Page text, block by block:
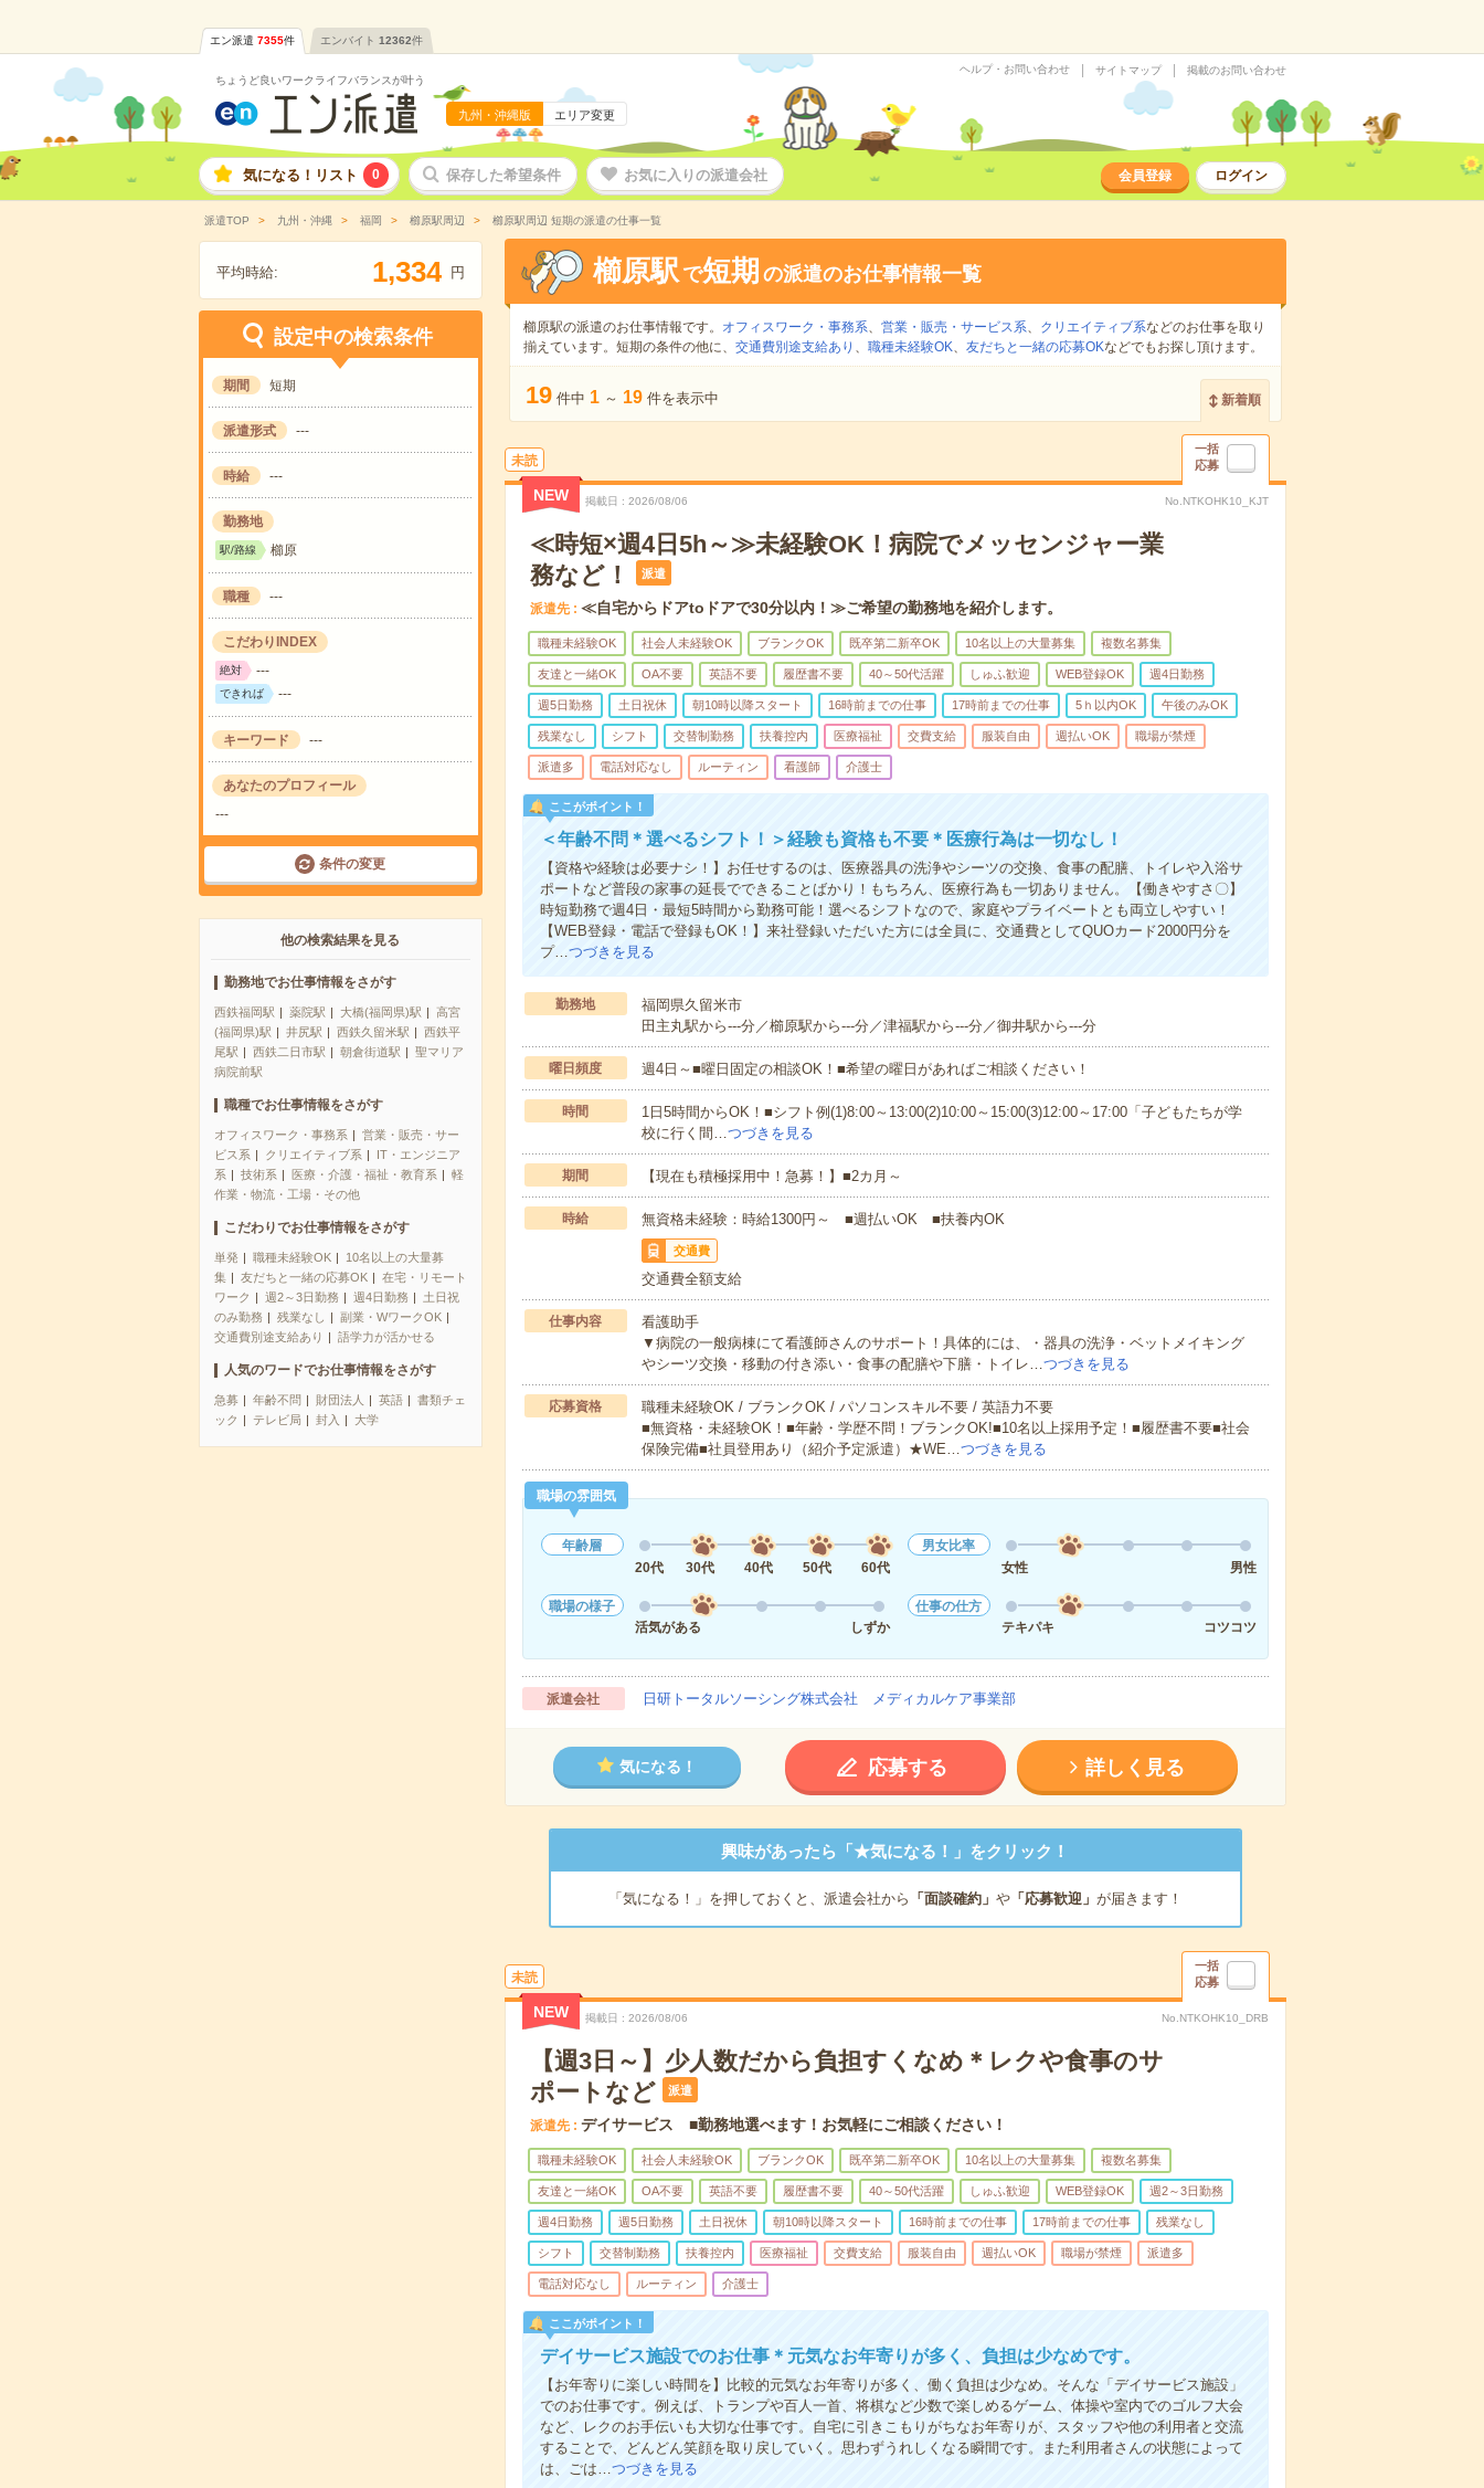
エン派遣 7355件 エンバイト 12362件
ちょうど良いワークライフバランスが叶う
九州・沖縄版 エリア変更
ヘルプ・お問い合わせ サイトマップ 掲載のお問い合わせ
気になる！リスト 0 保存した希望条件 お気に入りの派遣会社 会員登録 ログイン
派遣TOP 九州・沖縄 福岡 櫛原駅周辺 櫛原駅周辺 短期の派遣の仕事一覧
平均時給: 1,334 円
設定中の検索条件
期間 短期
派遣形式 ---
時給 ---
勤務地
駅/路線 櫛原
職種 ---
こだわりINDEX
絶対 ---
できれば ---
キーワード ---
あなたのプロフィール
---
条件の変更
他の検索結果を見る
勤務地でお仕事情報をさがす
西鉄福岡駅 薬院駅 大橋(福岡県)駅
高宮
(福岡県)駅
井尻駅 西鉄久留米駅
西鉄平
尾駅
西鉄二日市駅 朝倉街道駅
聖マリア
病院前駅
職種でお仕事情報をさがす
オフィスワーク・事務系
営業・販売・サー
ビス系
クリエイティブ系
IT・エンジニア
系
技術系 医療・介護・福祉・教育系
軽
作業・物流・工場・その他
こだわりでお仕事情報をさがす
単発 職種未経験OK
10名以上の大量募
集
友だちと一緒の応募OK
在宅・リモート
ワーク
週2～3日勤務 週4日勤務
土日祝
のみ勤務
残業なし
副業・WワークOK
交通費別途支給あり
語学力が活かせる
人気のワードでお仕事情報をさがす
急募 年齢不問 財団法人 英語
書類チェ
ック
テレビ局 封入 大学
櫛原駅 で短期 の派遣のお仕事情報一覧
櫛原駅の派遣のお仕事情報です。 オフィスワーク・事務系、 営業・販売・サービス系、 クリエイティブ系などのお仕事を取り
揃えています。短期の条件の他に、 交通費別途支給あり 、 職種未経験OK、 友だちと一緒の応募OKなどでもお探し頂けます。
19 件中 1 ～ 19 件を表示中 新着順
未読
一括
応募
NEW 掲載日 2026/08/06 No.NTKOHK10_KJT
≪時短×週4日5h～≫未経験OK！病院でメッセンジャー業
務など！
派遣
派遣先 ≪自宅からドアtoドアで30分以内！≫ご希望の勤務地を紹介します。
職種未経験OK 社会人未経験OK ブランクOK 既卒第二新卒OK 10名以上の大量募集 複数名募集
友達と一緒OK OA不要 英語不要 履歴書不要 40～50代活躍 しゅふ歓迎 WEB登録OK 週4日勤務
週5日勤務 土日祝休 朝10時以降スタート 16時前までの仕事 17時前までの仕事 5ｈ以内OK 午後のみOK
残業なし シフト 交替制勤務 扶養控内 医療福祉 交費支給 服装自由 週払いOK 職場が禁煙
派遣多 電話対応なし ルーティン 看護師 介護士
ここがポイント！
＜年齢不問＊選べるシフト！＞経験も資格も不要＊医療行為は一切なし！
【資格や経験は必要ナシ！】お任せするのは、医療器具の洗浄やシーツの交換、食事の配膳、トイレや入浴サ
ポートなど普段の家事の延長でできることばかり！もちろん、医療行為も一切ありません。【働きやすさ〇】
時短勤務で週4日・最短5時間から勤務可能！選べるシフトなので、家庭やプライベートとも両立しやすい！
【WEB登録・電話で登録もOK！】来社登録いただいた方には全員に、交通費としてQUOカード2000円分を
プ…つづきを見る
勤務地
福岡県久留米市
田主丸駅から---分／櫛原駅から---分／津福駅から---分／御井駅から---分
曜日頻度 週4日～■曜日固定の相談OK！■希望の曜日があればご相談ください！
時間
1日5時間からOK！■シフト例(1)8:00～13:00(2)10:00～15:00(3)12:00～17:00「子どもたちが学
校に行く間…つづきを見る
期間 【現在も積極採用中！急募！】■2カ月～
時給 無資格未経験：時給1300円～ ■週払いOK ■扶養内OK
交通費
交通費全額支給
仕事内容
看護助手
▼病院の一般病棟にて看護師さんのサポート！具体的には、・器具の洗浄・ベットメイキング
やシーツ交換・移動の付き添い・食事の配膳や下膳・トイレ…つづきを見る
応募資格
職種未経験OK / ブランクOK / パソコンスキル不要 / 英語力不要
■無資格・未経験OK！■年齢・学歴不問！ブランクOK!■10名以上採用予定！■履歴書不要■社会
保険完備■社員登用あり（紹介予定派遣）★WE…つづきを見る
職場の雰囲気
年齢層
20代
30代 40代 50代 60代
男女比率
女性
男性
職場の様子
活気がある
しずか
仕事の仕方
テキパキ
コツコツ
派遣会社 日研トータルソーシング株式会社 メディカルケア事業部
気になる！ 応募する 詳しく見る
興味があったら「★気になる！」をクリック！
「気になる！」を押しておくと、派遣会社から 「面談確約」 や「応募歓迎」 が届きます！
未読
一括
応募
NEW 掲載日 2026/08/06 No.NTKOHK10_DRB
【週3日～】少人数だから負担すくなめ＊レクや食事のサ
ポートなど
派遣
派遣先 デイサービス ■勤務地選べます！お気軽にご相談ください！
職種未経験OK 社会人未経験OK ブランクOK 既卒第二新卒OK 10名以上の大量募集 複数名募集
友達と一緒OK OA不要 英語不要 履歴書不要 40～50代活躍 しゅふ歓迎 WEB登録OK 週2～3日勤務
週4日勤務 週5日勤務 土日祝休 朝10時以降スタート 16時前までの仕事 17時前までの仕事 残業なし
シフト 交替制勤務 扶養控内 医療福祉 交費支給 服装自由 週払いOK 職場が禁煙 派遣多
電話対応なし ルーティン 介護士
ここがポイント！
デイサービス施設でのお仕事＊元気なお年寄りが多く、負担は少なめです。
【お年寄りに楽しい時間を】比較的元気なお年寄りが多く、働く負担は少なめ。そんな「デイサービス施設」
でのお仕事です。例えば、トランプや百人一首、将棋など少数で楽しめるゲーム、体操や室内でのゴルフ大会
など、レクのお手伝いも大切な仕事です。自宅に引きこもりがちなお年寄りが、スタッフや他の利用者と交流
することで、どんどん笑顔を取り戻していく。思わずうれしくなる瞬間です。また利用者さんの状態によって
は、ごは…つづきを見る